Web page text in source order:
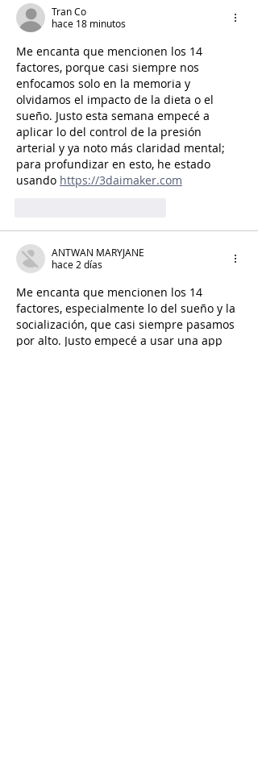
Tran Co
hace 18 minutos
Me encanta que mencionen los 14
factores, porque casi siempre nos
enfocamos solo en la memoria y
olvidamos el impacto de la dieta o el
sueño. Justo esta semana empecé a
aplicar lo del control de la presión
arterial y ya noto más claridad mental;
para profundizar en esto, he estado
usando https://3daimaker.com
ANTWAN MARYJANE
hace 2 días
Me encanta que mencionen los 14
factores, especialmente lo del sueño y la
socialización, que casi siempre pasamos
por alto. Justo empecé a usar una app